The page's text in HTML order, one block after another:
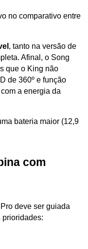
no comparativo entre
, tanto na versão de
Afinal, o Song
que o King não
de 360º e função
a energia da
bateria maior (12,9
com
deve ser guiada
prioridades: